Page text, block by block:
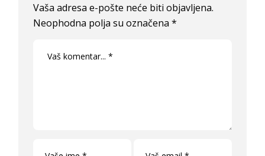
Vaša adresa e-pošte neće biti objavljena.
Neophodna polja su označena*